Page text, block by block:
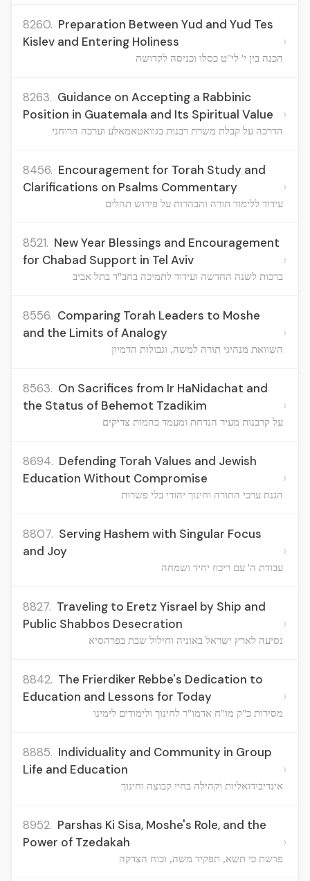
8260. Preparation Between Yud and Yud Tes
Kislev and Entering Holiness
הכנה בין י' לי"ט כסלו וכניסה לקדושה
›
8263. Guidance on Accepting a Rabbinic
Position in Guatemala and Its Spiritual Value
הדרכה על קבלת משרת רבנות בגוואטאמאלע וערכה הרוחני
›
8456. Encouragement for Torah Study and
Clarifications on Psalms Commentary
עידוד ללימוד תורה והבהרות על פירוש תהלים
›
8521. New Year Blessings and Encouragement
for Chabad Support in Tel Aviv
ברכות לשנה החדשה ועידוד לתמיכה בחב"ד בתל אביב
›
8556. Comparing Torah Leaders to Moshe
and the Limits of Analogy
השוואת מנהיגי תורה למשה, וגבולות הדמיון
›
8563. On Sacrifices from Ir HaNidachat and
the Status of Behemot Tzadikim
על קרבנות מעיר הנדחת ומעמד בהמות צדיקים
›
8694. Defending Torah Values and Jewish
Education Without Compromise
הגנת ערכי התורה וחינוך יהודי בלי פשרות
›
8807. Serving Hashem with Singular Focus
and Joy
עבודת ה' עם ריכוז יחיד ושמחה
›
8827. Traveling to Eretz Yisrael by Ship and
Public Shabbos Desecration
נסיעה לארץ ישראל באוניה וחילול שבת בפרהסיא
›
8842. The Frierdiker Rebbe's Dedication to
Education and Lessons for Today
מסירות כ"ק מו"ח אדמו"ר לחינוך ולימודים לימינו
›
8885. Individuality and Community in Group
Life and Education
אינדיבידואליות וקהילה בחיי קבוצה וחינוך
›
8952. Parshas Ki Sisa, Moshe's Role, and the
Power of Tzedakah
פרשת כי תשא, תפקיד משה, וכוח הצדקה
›